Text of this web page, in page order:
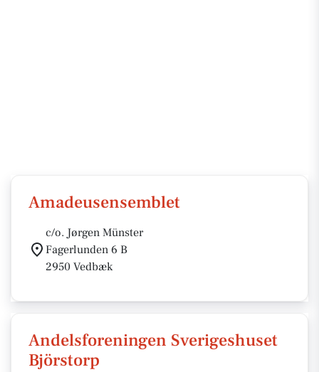
Amadeusensemblet
c/o. Jørgen Münster
Fagerlunden 6 B
2950 Vedbæk
Andelsforeningen Sverigeshuset
Björstorp